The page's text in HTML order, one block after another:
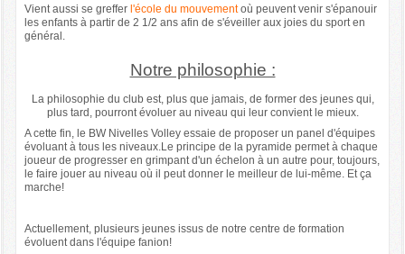
Vient aussi se greffer l'école du mouvementoù peuvent venir s'épanouir
les enfants à partir de 2 1/2 ans afin de s'éveiller aux joies du sport en
général.
Notre philosophie :
La philosophie du club est, plus que jamais, de former des jeunes qui,
plus tard, pourront évoluer au niveau qui leur convient le mieux.
A cette fin, le BW Nivelles Volley essaie de proposer un panel d'équipes
évoluant à tous les niveaux.Le principe de la pyramide permet à chaque
joueur de progresser en grimpant d'un échelon à un autre pour, toujours,
le faire jouer au niveau où il peut donner le meilleur de lui-même. Et ça
marche!
Actuellement, plusieurs jeunes issus de notre centre de formation
évoluent dans l'équipe fanion!